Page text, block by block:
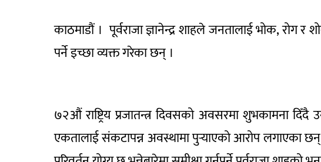
काठमाडौं । पूर्वराजा ज्ञानेन्द्र शाहले जनतालाई भोक, रोग र
पर्ने इच्छा व्यक्त गरेका छन् ।
७२औं राष्ट्रिय प्रजातन्त्र दिवसको अवसरमा शुभकामना दिँदै
एकतालाई संकटापन्न अवस्थामा पुर्‍याएको आरोप लगाएका छन्